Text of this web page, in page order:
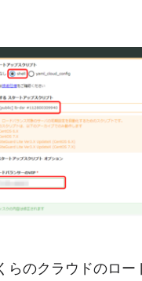
らのクラウドのロー